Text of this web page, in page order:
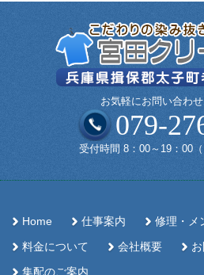
お気軽にお問い合わせ
079-
受付時間 8：00～19：00（
Home 仕事案内 修理・メ
料金について 会社概要
集配のご案内